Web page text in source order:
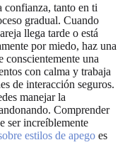
confianza, tanto en ti
gradual. Cuando
llega tarde o está
por miedo, haz una
conscientemente una
con calma y trabaja
de interacción seguros.
manejar la
Comprender
ser increíblemente
estilos de apego es